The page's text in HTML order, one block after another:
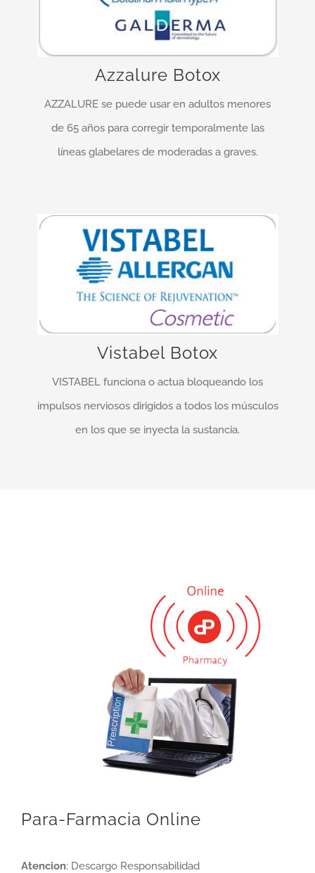
Azzalure Botox
AZZALURE se puede usar en adultos menores
de 65 años para corregir temporalmente las
líneas glabelares de moderadas a graves.
AZZALURE actúa en la unión entre los nervios y
los músculos, previniendo la liberación por las
terminaciones nerviosas de un químico llamado
acetilcolina …
Vistabel Botox
VISTABEL funciona o actua bloqueando los
impulsos nerviosos dirigidos a todos los músculos
en los que se inyecta la sustancia.
¡Entrega rápida y fiable!
VISTABEL está indicado en la corrección
temporal de las arrugas verticales observadas
durante el ceño de las cejas, en adultos menores
de 65 años …
Para-Farmacia Online
Atencion: Descargo Responsabilidad